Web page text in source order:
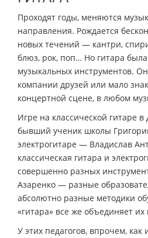
Проходят годы, меняются
направления. Рождается
новых течений — кантри,
блюз, рок, поп… Но гитара
музыкальных инструментов.
компании друзей или мало
концертной сцене, в любом
Игре на классической гитаре
бывший ученик школы
электрогитаре — Владислав
классическая гитара и
совершенно разных
Азаренко — разные
абсолютно разные методики
«гитара» все же объединяет
У этих педагогов, впрочем, как